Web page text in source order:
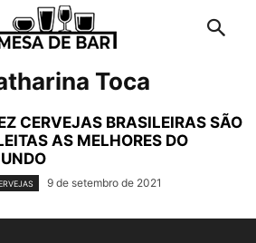
Toca
CERVEJAS BRASILEIRAS SÃO
AS MELHORES DO
9 de setembro de 2021